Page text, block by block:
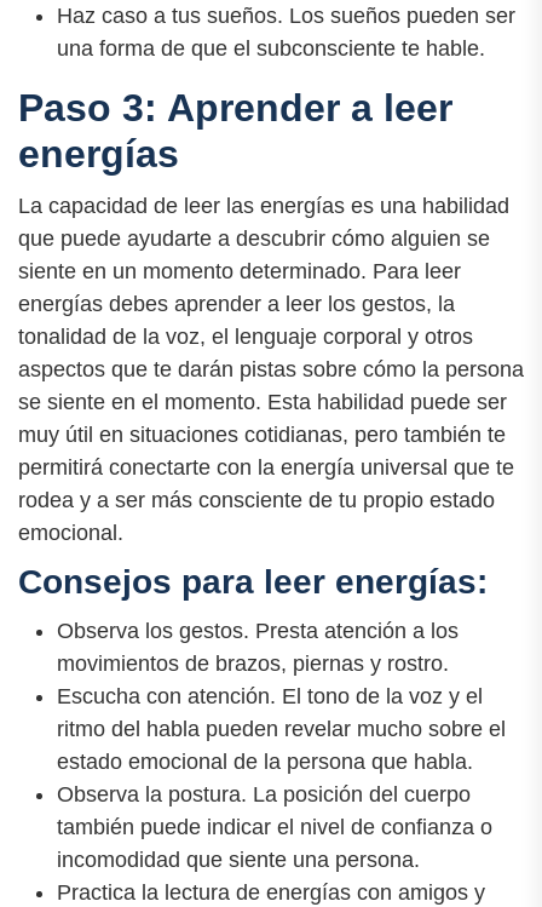
Haz caso a tus sueños. Los sueños pueden ser
una forma de que el subconsciente te hable.
Paso 3: Aprender a leer
energías
La capacidad de leer las energías es una habilidad
que puede ayudarte a descubrir cómo alguien se
siente en un momento determinado. Para leer
energías debes aprender a leer los gestos, la
tonalidad de la voz, el lenguaje corporal y otros
aspectos que te darán pistas sobre cómo la persona
se siente en el momento. Esta habilidad puede ser
muy útil en situaciones cotidianas, pero también te
permitirá conectarte con la energía universal que te
rodea y a ser más consciente de tu propio estado
emocional.
Consejos para leer energías:
Observa los gestos. Presta atención a los
movimientos de brazos, piernas y rostro.
Escucha con atención. El tono de la voz y el
ritmo del habla pueden revelar mucho sobre el
estado emocional de la persona que habla.
Observa la postura. La posición del cuerpo
también puede indicar el nivel de confianza o
incomodidad que siente una persona.
Practica la lectura de energías con amigos y